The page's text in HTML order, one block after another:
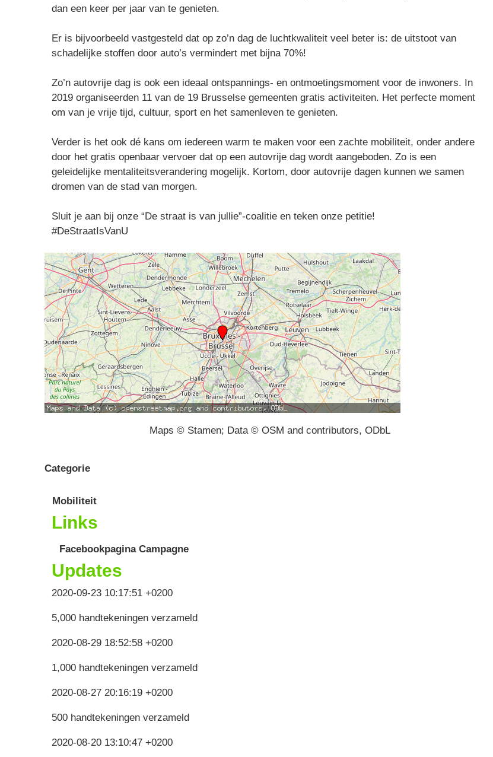
dan een keer per jaar van te genieten.
Er is bijvoorbeeld vastgesteld dat op zo’n dag de luchtkwaliteit veel beter is: de uitstoot van
schadelijke stoffen door auto’s vermindert met bijna 70%!
Zo’n autovrije dag is ook een ideaal ontspannings- en ontmoetingsmoment voor de inwoners. In
2019 organiseerden 11 van de 19 Brusselse gemeenten gratis activiteiten. Het perfecte moment
om van je vrije tijd, cultuur, sport en het samenleven te genieten.
Verder is het ook dé kans om iedereen warm te maken voor een zachte mobiliteit, onder andere
door het gratis openbaar vervoer dat op een autovrije dag wordt aangeboden. Zo is een
geleidelijke mentaliteitsverandering mogelijk. Kortom, door autovrije dagen kunnen we samen
dromen van de stad van morgen.
Sluit je aan bij onze “De straat is van jullie”-coalitie en teken onze petitie!
#DeStraatIsVanU
Maps © Stamen; Data © OSM and contributors, ODbL
Categorie
Mobiliteit
Links
Facebookpagina Campagne
Updates
2020-09-23 10:17:51 +0200
5,000 handtekeningen verzameld
2020-08-29 18:52:58 +0200
1,000 handtekeningen verzameld
2020-08-27 20:16:19 +0200
500 handtekeningen verzameld
2020-08-20 13:10:47 +0200